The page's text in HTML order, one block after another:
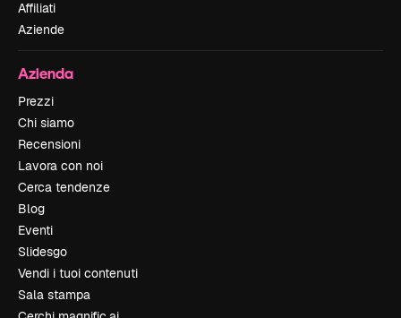
Affiliati
Aziende
Azienda
Prezzi
Chi siamo
Recensioni
Lavora con noi
Cerca tendenze
Blog
Eventi
Slidesgo
Vendi i tuoi contenuti
Sala stampa